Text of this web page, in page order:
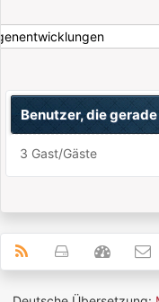
Benutzer, die
3 Gast/Gäste